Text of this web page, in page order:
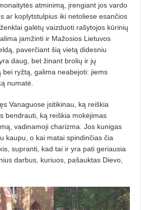
atminimą, įrengiant jos vardo
ar koplytstulpius iki netoliese esančios
galėtų vaizduoti rašytojos kūrinių
įamžinti ir Mažosios Lietuvos
paverčiant šią vietą didesniu
daug, bet žinant brolių ir jų
bei ryžtą, galima neabejoti: jiems
numatė.
Vanaguose įsitikinau, ką reiškia
bendrauti, ką reiškia mokėjimas
vadinamoji charizma. Jos kunigas
kaupu, o kai matai spindinčias čia
supranti, kad tai ir yra pati geriausia
darbus, kuriuos, pašauktas Dievo,